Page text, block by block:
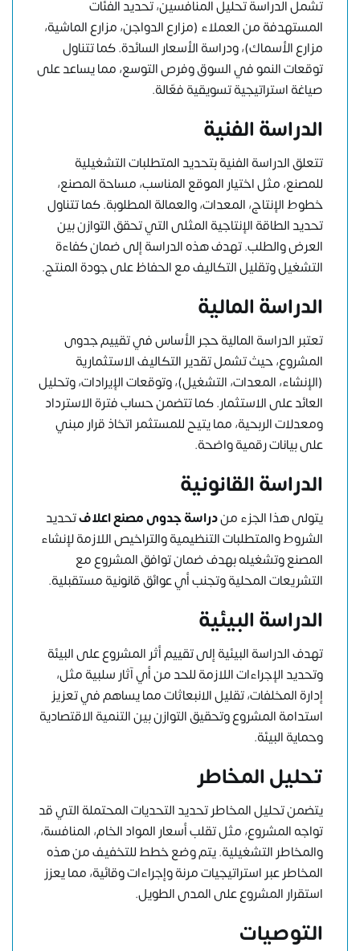
تشمل الدراسة تحليل المنافسين، تحديد الفئات
المستهدفة من العملاء (مزارع الدواجن، مزارع الماشية،
مزارع الأسماك)، ودراسة الأسعار السائدة. كما تتناول
توقعات النمو في السوق وفرص التوسع، مما يساعد على
صياغة استراتيجية تسويقية فعّالة.
الدراسة الفنية
تتعلق الدراسة الفنية بتحديد المتطلبات التشغيلية
للمصنع، مثل اختيار الموقع المناسب، مساحة المصنع،
خطوط الإنتاج، المعدات، والعمالة المطلوبة. كما تتناول
تحديد الطاقة الإنتاجية المثلى التي تحقق التوازن بين
العرض والطلب. تهدف هذه الدراسة إلى ضمان كفاءة
التشغيل وتقليل التكاليف مع الحفاظ على جودة المنتج.
الدراسة المالية
تعتبر الدراسة المالية حجر الأساس في تقييم جدوى
المشروع، حيث تشمل تقدير التكاليف الاستثمارية
(الإنشاء، المعدات، التشغيل)، وتوقعات الإيرادات، وتحليل
العائد على الاستثمار. كما تتضمن حساب فترة الاسترداد
ومعدلات الربحية، مما يتيح للمستثمر اتخاذ قرار مبني
على بيانات رقمية واضحة.
الدراسة القانونية
يتولى هذا الجزء مندراسة جدوى مصنع اعلافتحديد
الشروط والمتطلبات التنظيمية والتراخيص اللازمة لإنشاء
المصنع وتشغيله بهدف ضمان توافق المشروع مع
التشريعات المحلية وتجنب أي عوائق قانونية مستقبلية.
الدراسة البيئية
تهدف الدراسة البيئية إلى تقييم أثر المشروع على البيئة
وتحديد الإجراءات اللازمة للحد من أي آثار سلبية مثل،
إدارة المخلفات، تقليل الانبعاثات مما يساهم في تعزيز
استدامة المشروع وتحقيق التوازن بين التنمية الاقتصادية
وحماية البيئة.
تحليل المخاطر
يتضمن تحليل المخاطر تحديد التحديات المحتملة التي قد
تواجه المشروع، مثل تقلب أسعار المواد الخام، المنافسة،
والمخاطر التشغيلية. يتم وضع خطط للتخفيف من هذه
المخاطر عبر استراتيجيات مرنة وإجراءات وقائية، مما يعزز
استقرار المشروع على المدى الطويل.
التوصيات